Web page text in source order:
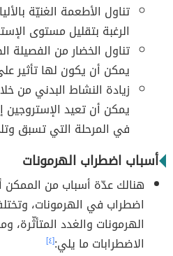
تناول الأطعمة الغنيّة
الرغبة بتقليل مستوى
تناول الخضار من الفصيلة
يمكن أن يكون لها تأثير
زيادة النشاط البدني من
يمكن أن تعيد الإستروجين
في المرحلة التي تسبق
أسباب اضطراب الهرمونات
هنالك عدّة أسباب من
اضطراب في الهرمونات،
الهرمونات والغدد المتأثّرة،
الاضطرابات ما يلي:[٤]